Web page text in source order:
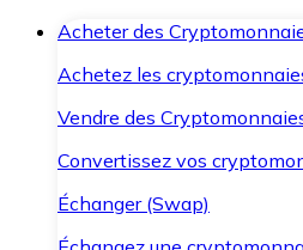
Acheter des
Achetez les
Vendre des
Convertissez vos
Échanger (Swap)